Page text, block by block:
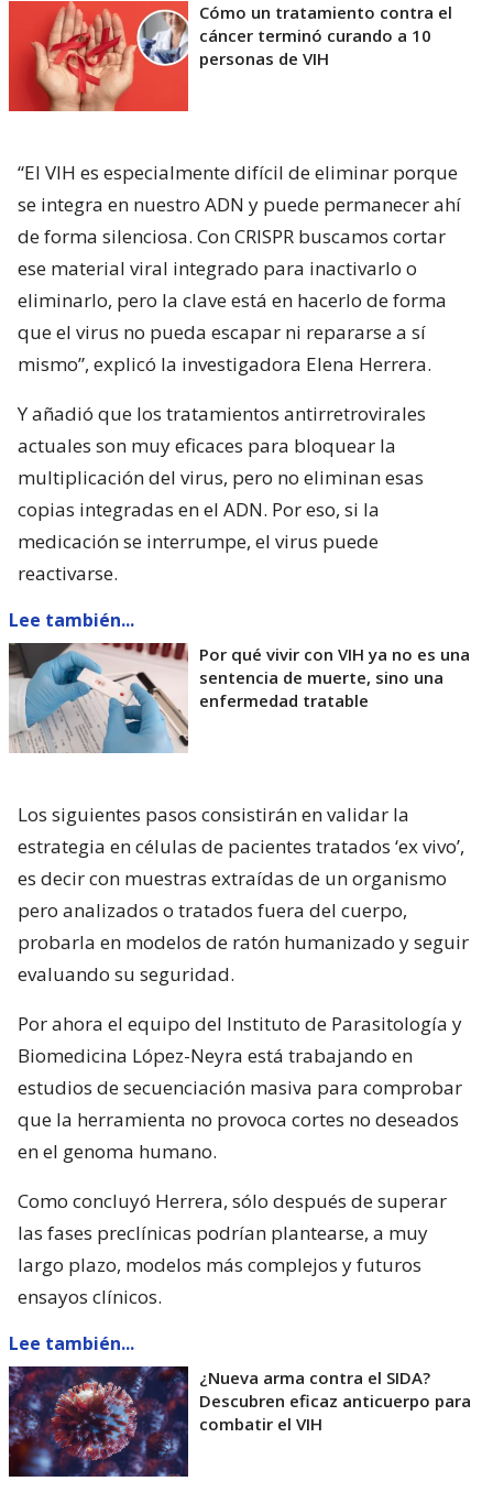
Cómo un tratamiento contra el
cáncer terminó curando a 10
personas de VIH
“El VIH es especialmente difícil de eliminar porque
se integra en nuestro ADN y puede permanecer ahí
de forma silenciosa. Con CRISPR buscamos cortar
ese material viral integrado para inactivarlo o
eliminarlo, pero la clave está en hacerlo de forma
que el virus no pueda escapar ni repararse a sí
mismo”, explicó la investigadora Elena Herrera.
Y añadió que los tratamientos antirretrovirales
actuales son muy eficaces para bloquear la
multiplicación del virus, pero no eliminan esas
copias integradas en el ADN. Por eso, si la
medicación se interrumpe, el virus puede
reactivarse.
Lee también...
Por qué vivir con VIH ya no es una
sentencia de muerte, sino una
enfermedad tratable
Los siguientes pasos consistirán en validar la
estrategia en células de pacientes tratados ‘ex vivo’,
es decir con muestras extraídas de un organismo
pero analizados o tratados fuera del cuerpo,
probarla en modelos de ratón humanizado y seguir
evaluando su seguridad.
Por ahora el equipo del Instituto de Parasitología y
Biomedicina López-Neyra está trabajando en
estudios de secuenciación masiva para comprobar
que la herramienta no provoca cortes no deseados
en el genoma humano.
Como concluyó Herrera, sólo después de superar
las fases preclínicas podrían plantearse, a muy
largo plazo, modelos más complejos y futuros
ensayos clínicos.
Lee también...
¿Nueva arma contra el SIDA?
Descubren eficaz anticuerpo para
combatir el VIH